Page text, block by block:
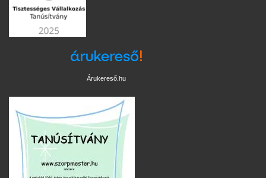
Árukereső.hu